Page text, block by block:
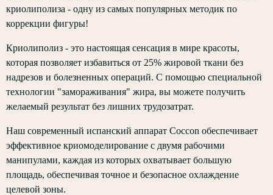
криолиполиза - одну из самых популярных методик по
коррекции фигуры!
Криолиполиз - это настоящая сенсация в мире красоты,
которая позволяет избавиться от 25% жировой ткани без
надрезов и болезненных операций. С помощью специальной
технологии "замораживания" жира, вы можете получить
желаемый результат без лишних трудозатрат.
Наш современный испанский аппарат Coccon обеспечивает
эффективное криомоделирование с двумя рабочими
манипулами, каждая из которых охватывает большую
площадь, обеспечивая точное и безопасное охлаждение
целевой зоны.